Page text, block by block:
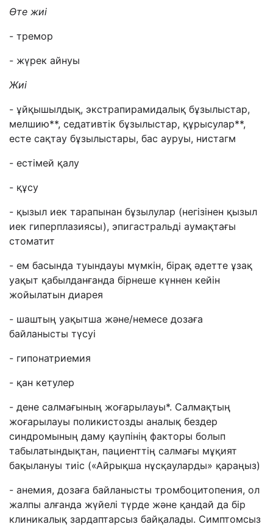
Өте жиі
- тремор
- жүрек айнуы
Жиі
- ұйқышылдық, экстрапирамидалық бұзылыстар,
мелшию**, седативтік бұзылыстар, құрысулар**,
есте сақтау бұзылыстары, бас ауруы, нистагм
- естімей қалу
- құсу
- қызыл иек тарапынан бұзылулар (негізінен қызыл
иек гиперплазиясы), эпигастральді аумақтағы
стоматит
- ем басында туындауы мүмкін, бірақ әдетте ұзақ
уақыт қабылданғанда бірнеше күннен кейін
жойылатын диарея
- шаштың уақытша және/немесе дозаға
байланысты түсуі
- гипонатриемия
- қан кетулер
- дене салмағының жоғарылауы*. Салмақтың
жоғарылауы поликистозды аналық бездер
синдромының даму қаупінің факторы болып
табылатындықтан, пациенттің салмағы мұқият
бақылануы тиіс («Айрықша нұсқауларды» қараңыз)
- анемия, дозаға байланысты тромбоцитопения, ол
жалпы алғанда жүйелі түрде және қандай да бір
клиникалық зардаптарсыз байқалады. Симптомсыз